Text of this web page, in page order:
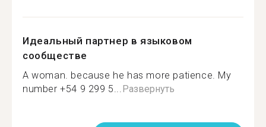
Идеальный партнер в языковом
сообществе
A woman. because he has more patience. My
number +54 9 299 5...Развернуть